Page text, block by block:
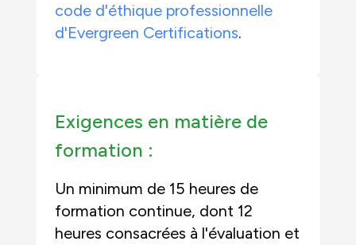
code d'éthique professionnelle
d'Evergreen Certifications.
Exigences en matière de
formation :
Un minimum de 15 heures de
formation continue, dont 12
heures consacrées à l'évaluation et